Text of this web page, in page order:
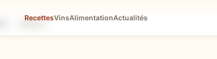
RecettesVinsAlimentationActualités
Astuces